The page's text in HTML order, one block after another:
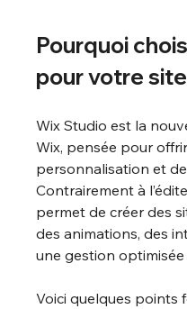
Pourquoi
pour votre
Wix Studio est la
Wix, pensée pour
personnalisation et
Contrairement à
permet de créer des
des animations, des
une gestion
Voici quelques points